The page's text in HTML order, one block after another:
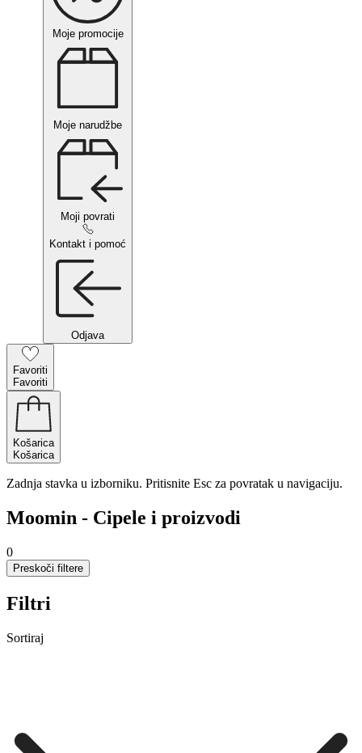
Moje promocije
Moje narudžbe
Moji povrati
Kontakt i pomoć
Odjava
Favoriti
Favoriti
Košarica
Košarica
Zadnja stavka u izborniku. Pritisnite Esc za povratak u navigaciju.
Moomin - Cipele i proizvodi
0
Preskoči filtere
Filtri
Sortiraj